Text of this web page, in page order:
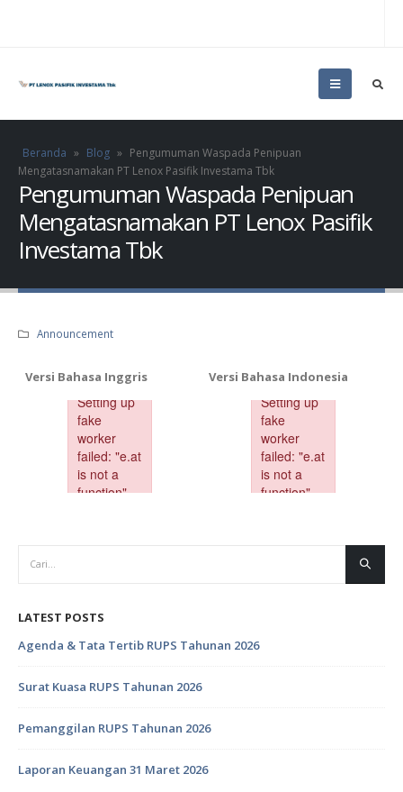
Beranda » Blog » Pengumuman Waspada Penipuan
Mengatasnamakan PT Lenox Pasifik Investama Tbk
Pengumuman Waspada Penipuan
Mengatasnamakan PT Lenox Pasifik
Investama Tbk
Announcement
Versi Bahasa Inggris Versi Bahasa Indonesia
LATEST POSTS
Agenda & Tata Tertib RUPS Tahunan 2026
Surat Kuasa RUPS Tahunan 2026
Pemanggilan RUPS Tahunan 2026
Laporan Keuangan 31 Maret 2026